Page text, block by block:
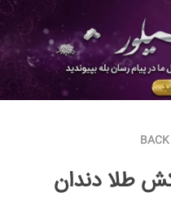
طلا دندان